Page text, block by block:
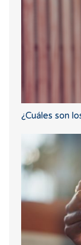
¿Cuáles son